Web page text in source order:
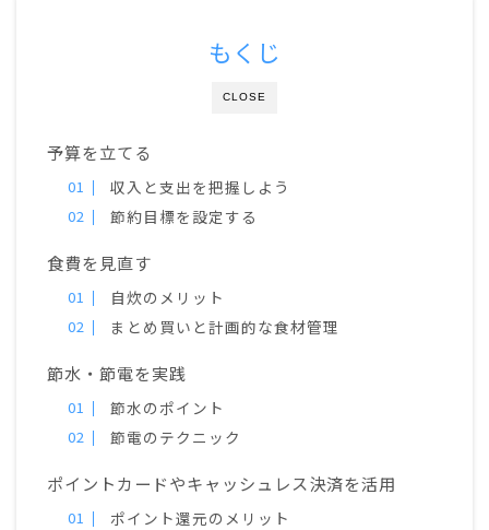
CLOSE
もくじ
予算を立てる
収入と支出を把握しよう
節約目標を設定する
食費を見直す
自炊のメリット
まとめ買いと計画的な食材管理
節水・節電を実践
節水のポイント
節電のテクニック
ポイントカードやキャッシュレス決済を活用
ポイント還元のメリット